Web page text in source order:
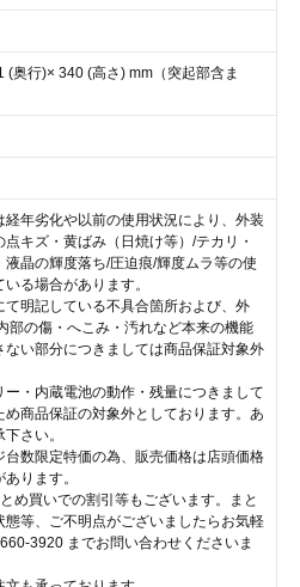
(奥行)× 340 (高さ) mm（突起部含ま
年劣化や以前の使用状況により、外装
点キズ・黄ばみ（日焼け等）/テカリ・
液晶の輝度落ち/圧迫痕/輝度ムラ等の使
る場合があります。
明記している不具合箇所および、外
部の傷・へこみ・汚れなど本来の機能
ない部分につきましては商品保証対象外
・内蔵電池の動作・残量につきまして
め商品保証の対象外としております。あ
さい。
数限定特価の為、販売価格は店頭価格
ります。
め買いでの割引等もございます。まと
態等、ご不明点がございましたらお気軽
3920 までお問い合わせくださいま